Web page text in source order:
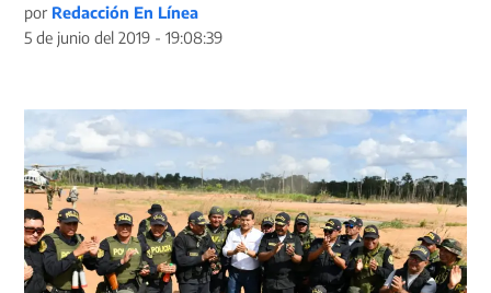
por Redacción En Línea
5 de junio del 2019 - 19:08:39